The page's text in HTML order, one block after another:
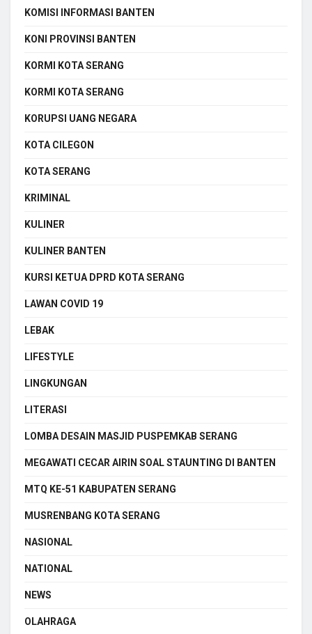
KOMISI INFORMASI BANTEN
KONI PROVINSI BANTEN
KORMI KOTA SERANG
KORMI KOTA SERANG
KORUPSI UANG NEGARA
KOTA CILEGON
KOTA SERANG
KRIMINAL
KULINER
KULINER BANTEN
KURSI KETUA DPRD KOTA SERANG
LAWAN COVID 19
LEBAK
LIFESTYLE
LINGKUNGAN
LITERASI
LOMBA DESAIN MASJID PUSPEMKAB SERANG
MEGAWATI CECAR AIRIN SOAL STAUNTING DI BANTEN
MTQ KE-51 KABUPATEN SERANG
MUSRENBANG KOTA SERANG
NASIONAL
NATIONAL
NEWS
OLAHRAGA